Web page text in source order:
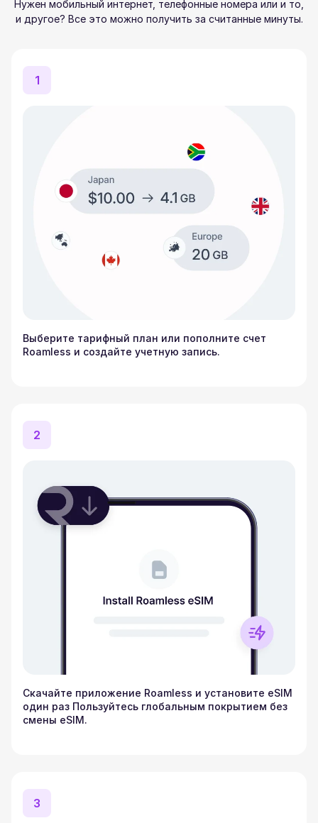
Нужен мобильный интернет, телефонные номера или и то,
и другое? Все это можно получить за считанные минуты.
1
Выберите тарифный план или пополните счет
Roamless и создайте учетную запись.
2
Скачайте приложение Roamless и установите eSIM
один раз Пользуйтесь глобальным покрытием без
смены eSIM.
3